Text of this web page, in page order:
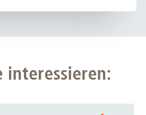
interessieren: